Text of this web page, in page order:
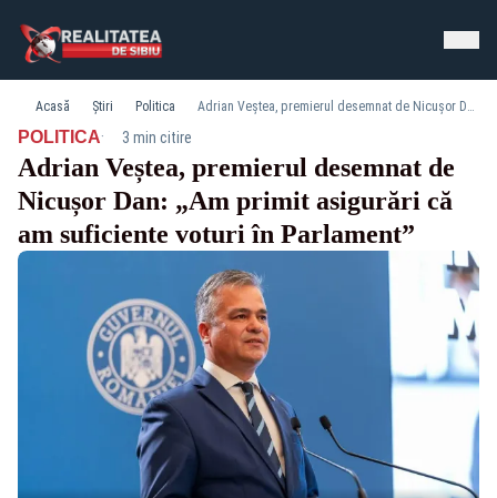
Acasă Știri Politica Adrian Veștea, premierul desemnat de Nicușor Dan: „Am primit asigurări că am suficiente voturi în Parlament”
POLITICA· 3 min citire
Adrian Veștea, premierul desemnat de
Nicușor Dan: „Am primit asigurări că
am suficiente voturi în Parlament”